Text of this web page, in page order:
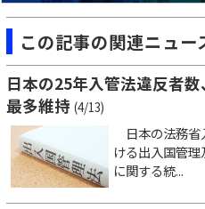
この記事の関連ニュー
日本の25年入管法違反者
最多維持 (4/13)
日本の法務省
ける出入国管
に関する統...